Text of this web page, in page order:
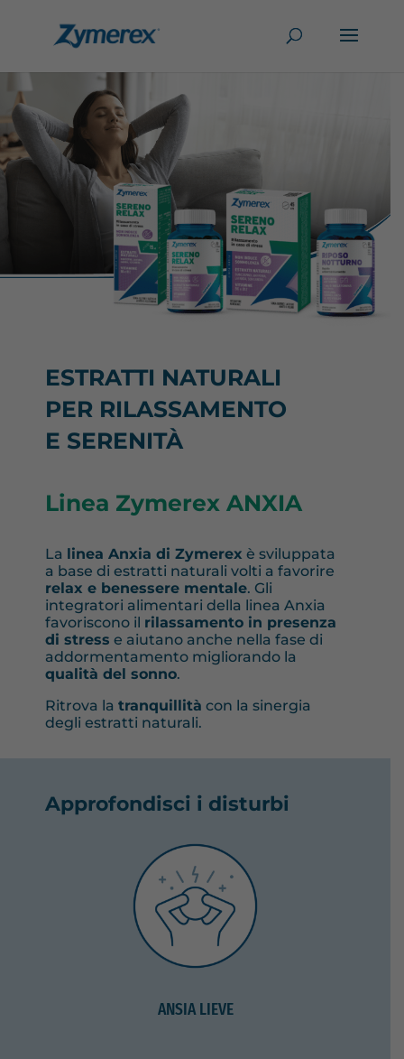
ESTRATTI NATURALI
PER RILASSAMENTO
E SERENITÀ
Linea Zymerex ANXIA
La linea Anxia di Zymerex è sviluppata
a base di estratti naturali volti a favorire
relax e benessere mentale. Gli
integratori alimentari della linea Anxia
favoriscono il rilassamento in presenza
di stress e aiutano anche nella fase di
addormentamento migliorando la
qualità del sonno.
Ritrova la tranquillità con la sinergia
degli estratti naturali.
Approfondisci i disturbi
ANSIA LIEVE